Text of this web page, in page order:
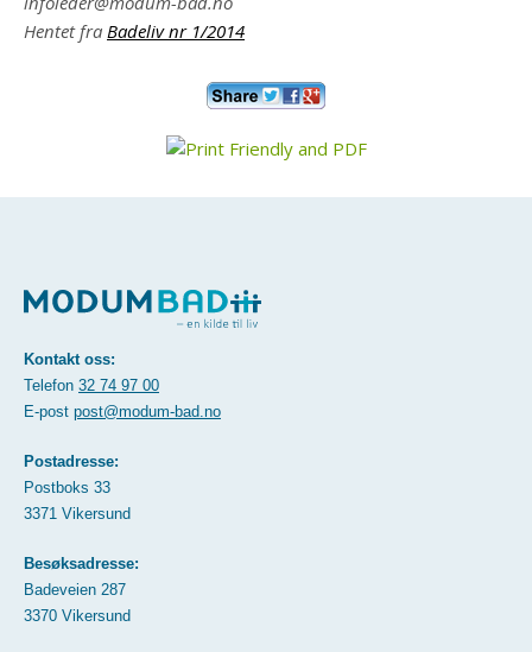
Hentet fra Badeliv nr 1/2014
Kontakt oss:
Telefon 32 74 97 00
E-post post@modum-bad.no
Postadresse:
Postboks 33
3371 Vikersund
Besøksadresse:
Badeveien 287
3370 Vikersund